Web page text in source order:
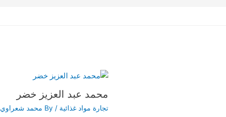
محمد عبد العزيز خضر
تجارة مواد غذائية / By محمد شعراوي